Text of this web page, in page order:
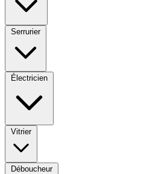
Serrurier
Électricien
Vitrier
Déboucheur